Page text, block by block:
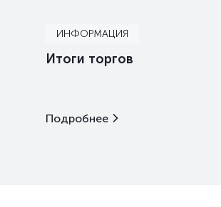
ИНФОРМАЦИЯ
Итоги торгов
Подробнее